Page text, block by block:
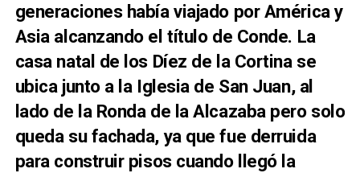
generaciones había viajado por América y
Asia alcanzando el título de Conde. La
casa natal de los Díez de la Cortina se
ubica junto a la Iglesia de San Juan, al
lado de la Ronda de la Alcazaba pero solo
queda su fachada, ya que fue derruida
para construir pisos cuando llegó la